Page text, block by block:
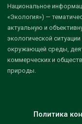
Национальное
«Экология») —
актуальную и
экологической
окружающей среды,
коммерческих и
природы.
Политика